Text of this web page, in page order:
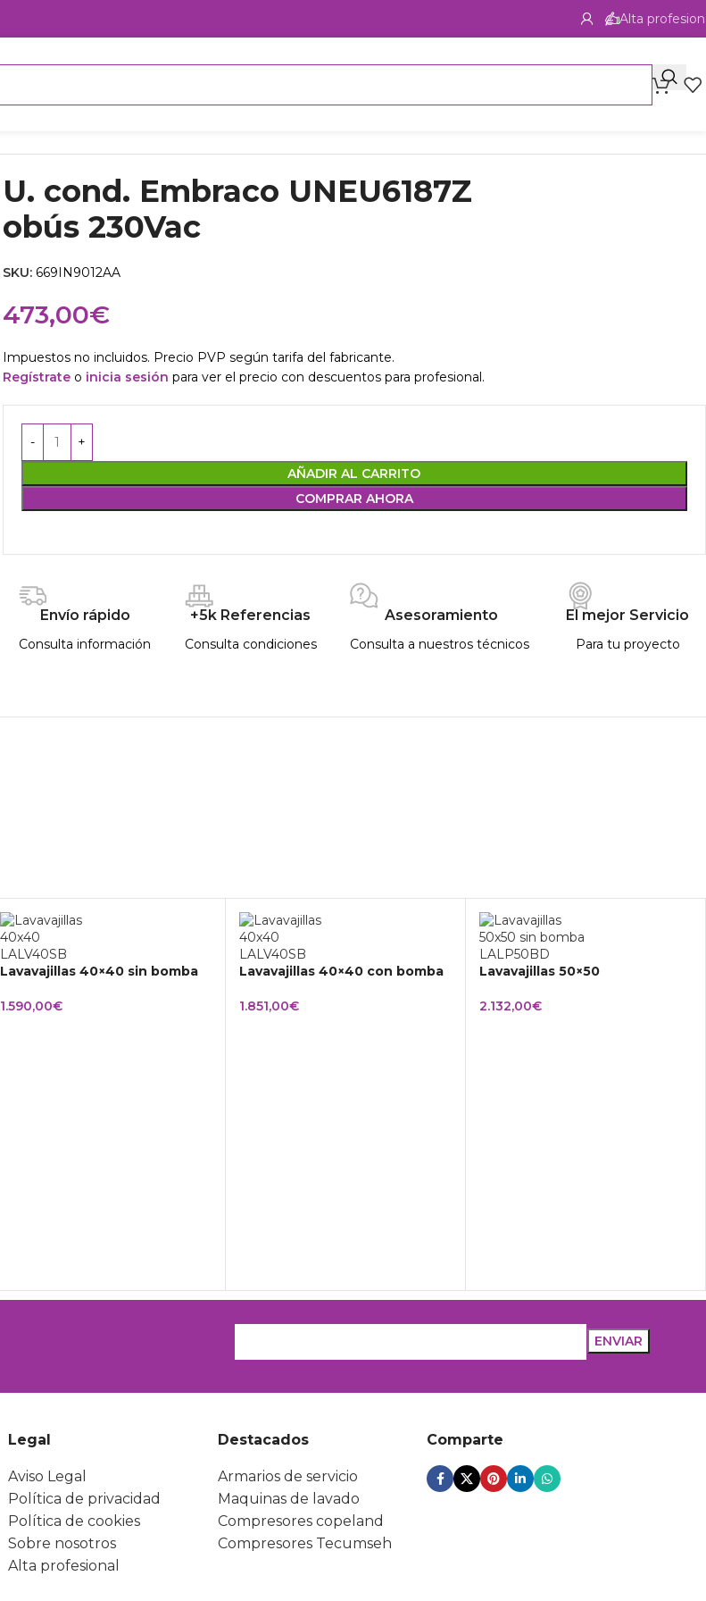
Alta
U. cond. Embraco UNEU6187Z
obús 230Vac
SKU: 669IN9012AA
473,00€
Impuestos no incluidos. Precio PVP según tarifa del fabricante.
Regístrateo inicia sesión para ver el precio con descuentos para profesional.
AÑADIR AL CARRITO
COMPRAR AHORA
Envío rápido
Consulta información
+5k Referencias
Consulta condiciones
Asesoramiento
Consulta a nuestros técnicos
El mejor Servicio
Para tu proyecto
Lavavajillas 40×40 sin bomba
1.590,00€
Lavavajillas 40×40 con bomba
1.851,00€
Lavavajillas 50×50
2.132,00€
Legal
Aviso Legal
Política de privacidad
Política de cookies
Sobre nosotros
Alta profesional
Destacados
Armarios de servicio
Maquinas de lavado
Compresores copeland
Compresores Tecumseh
Comparte